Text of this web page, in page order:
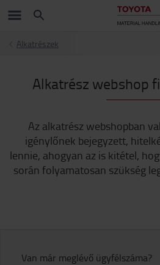
Alkatrészek
Alkatrész webshop
Az alkatrész webshopban
igénylőnek bejegyzett,
lennie, ahogyan az is kitétel,
során folyamatosan szükség
Van már meglévő ügyfélszáma?